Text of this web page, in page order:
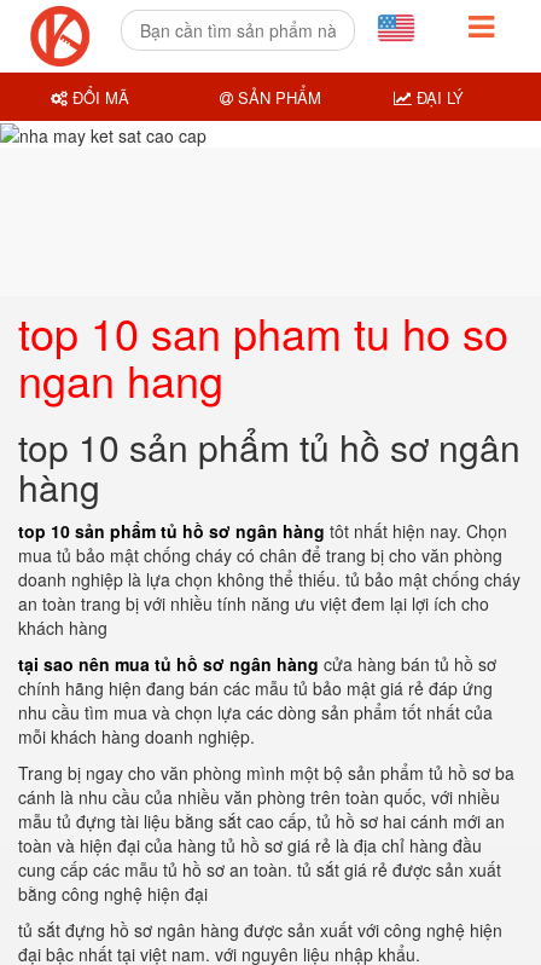
top 10 san pham tu ho so
ngan hang
top 10 sản phẩm tủ hồ sơ ngân
hàng
top 10 sản phẩm tủ hồ sơ ngân hàng tôt nhất hiện nay. Chọn
mua tủ bảo mật chống cháy có chân để trang bị cho văn phòng
doanh nghiệp là lựa chọn không thể thiếu. tủ bảo mật chống cháy
an toàn trang bị với nhiều tính năng ưu việt đem lại lợi ích cho
khách hàng
tại sao nên mua tủ hồ sơ ngân hàng cửa hàng bán tủ hồ sơ
chính hãng hiện đang bán các mẫu tủ bảo mật giá rẻ đáp ứng
nhu cầu tìm mua và chọn lựa các dòng sản phẩm tốt nhất của
mỗi khách hàng doanh nghiệp.
Trang bị ngay cho văn phòng mình một bộ sản phẩm tủ hồ sơ ba
cánh là nhu cầu của nhiều văn phòng trên toàn quốc, với nhiều
mẫu tủ đựng tài liệu bằng sắt cao cấp, tủ hồ sơ hai cánh mới an
toàn và hiện đại của hàng tủ hồ sơ giá rẻ là địa chỉ hàng đầu
cung cấp các mẫu tủ hồ sơ an toàn. tủ sắt giá rẻ được sản xuất
bằng công nghệ hiện đại
tủ sắt đựng hồ sơ ngân hàng được sản xuất với công nghệ hiện
đại bậc nhất tại việt nam. với nguyên liệu nhập khẩu.
ĐỔI MÃ SẢN PHẨM ĐẠI LÝ